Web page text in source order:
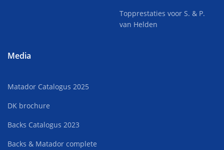
Topprestaties voor S. & P.
van Helden
Media
Matador Catalogus 2025
DK brochure
Backs Catalogus 2023
Backs & Matador complete